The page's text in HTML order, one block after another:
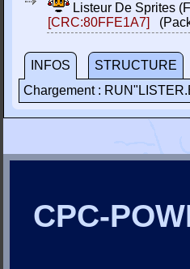
Listeur De Sprites
[CRC:80FFE1A7]
INFOS
STRUCTURE
Chargement :
CPC-